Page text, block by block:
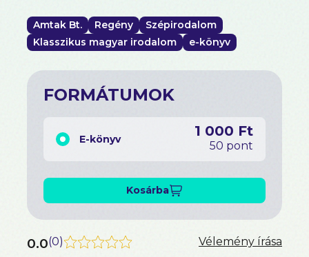
Amtak Bt. Regény
Szépirodalom
Klasszikus magyar irodalom
e-könyv
FORMÁTUMOK
E-könyv 1 000 Ft
50 pont
Kosárba
0.0(0) Vélemény írása